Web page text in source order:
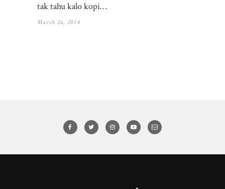
tak tahu kalo kopi…
March 26, 2014